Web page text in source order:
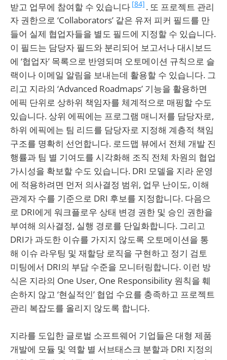
받고 업무에 참여할 수 있습니다 [84] . 또 프로젝트 관리
자 권한으로 ‘Collaborators’ 같은 유저 피커 필드를 만
들어 실제 협업자들을 별도 필드에 지정할 수 있습니다.
이 필드는 담당자 필드와 분리되어 보고서나 대시보드
에 ‘협업자’ 목록으로 반영되며 오토메이션 규칙으로 슬
랙이나 이메일 알림을 보내는데 활용할 수 있습니다. 그
리고 지라의 ‘Advanced Roadmaps’ 기능을 활용하면
에픽 단위로 상하위 책임자를 체계적으로 매핑할 수도
있습니다. 상위 에픽에는 프로그램 매니저를 담당자로,
하위 에픽에는 팀 리드를 담당자로 지정해 계층적 책임
구조를 명확히 선언합니다. 로드맵 뷰에서 전체 개발 진
행률과 팀 별 기여도를 시각화해 조직 전체 차원의 협업
가시성을 확보할 수도 있습니다. DRI 모델을 지라 운영
에 적용하려면 먼저 의사결정 범위, 업무 난이도, 이해
관계자 수를 기준으로 DRI 후보를 지정합니다. 다음으
로 DRI에게 워크플로우 상태 변경 권한 및 승인 권한을
부여해 의사결정, 실행 경로를 단일화합니다. 그리고
DRI가 과도한 이슈를 가지지 않도록 오토메이션을 통
해 이슈 라우팅 및 재할당 로직을 구현하고 정기 검토
미팅에서 DRI의 부담 수준을 모니터링합니다. 이런 방
식은 지라의 One User, One Responsibility 원칙을 훼
손하지 않고 ‘현실적인’ 협업 수요를 충족하고 프로젝트
관리 복잡도를 올리지 않도록 합니다.
지라를 도입한 글로벌 소프트웨어 기업들은 대형 제품
개발에 모듈 및 역할 별 서브태스크 분할과 DRI 지정의